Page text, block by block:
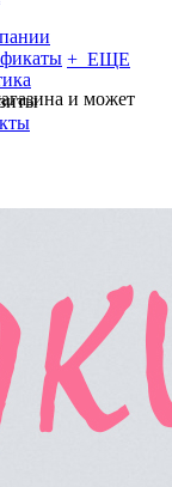
+ ЕЩЕ
и может